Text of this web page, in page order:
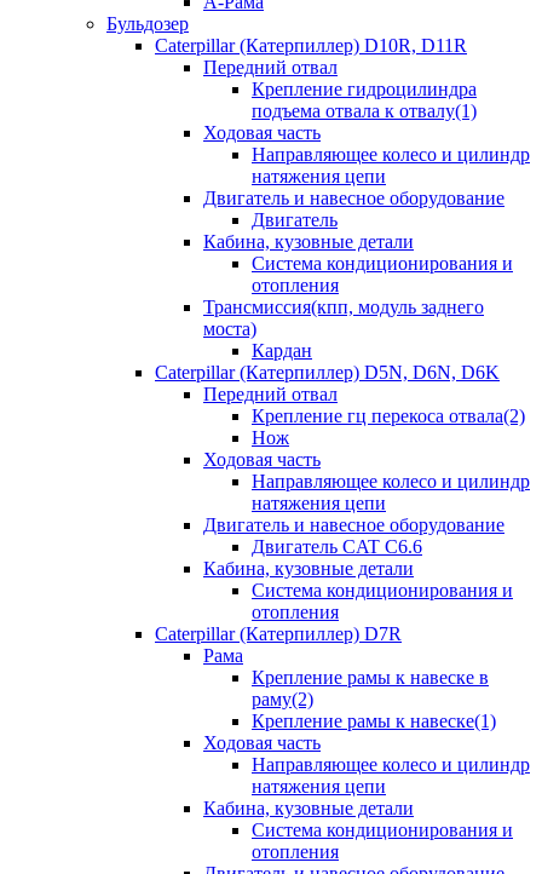
Бульдозер
Caterpillar (Катерпиллер) D10R, D11R
Передний отвал
Крепление гидроцилиндра
подъема отвала к отвалу(1)
Ходовая часть
Направляющее колесо и цилиндр
натяжения цепи
Двигатель и навесное оборудование
Двигатель
Кабина, кузовные детали
Система кондиционирования и
отопления
Трансмиссия(кпп, модуль заднего
моста)
Кардан
Caterpillar (Катерпиллер) D5N, D6N, D6K
Передний отвал
Крепление гц перекоса отвала(2)
Нож
Ходовая часть
Направляющее колесо и цилиндр
натяжения цепи
Двигатель и навесное оборудование
Двигатель CAT C6.6
Кабина, кузовные детали
Система кондиционирования и
отопления
Caterpillar (Катерпиллер) D7R
Рама
Крепление рамы к навеске в
раму(2)
Крепление рамы к навеске(1)
Ходовая часть
Направляющее колесо и цилиндр
натяжения цепи
Кабина, кузовные детали
Система кондиционирования и
отопления